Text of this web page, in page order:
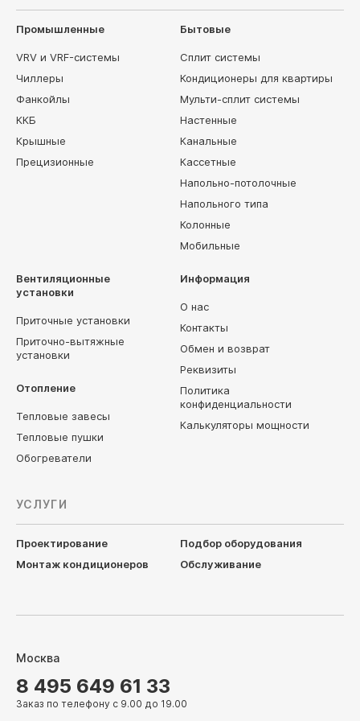
Промышленные
VRV и VRF-системы
Чиллеры
Фанкойлы
ККБ
Крышные
Прецизионные
Бытовые
Сплит системы
Кондиционеры для квартиры
Мульти-сплит системы
Настенные
Канальные
Кассетные
Напольно-потолочные
Напольного типа
Колонные
Мобильные
Вентиляционные
установки
Приточные установки
Приточно-вытяжные
установки
Отопление
Тепловые завесы
Тепловые пушки
Обогреватели
Информация
О нас
Контакты
Обмен и возврат
Реквизиты
Политика
конфиденциальности
Калькуляторы мощности
УСЛУГИ
Проектирование
Подбор оборудования
Монтаж кондиционеров
Обслуживание
Москва
8 495 649 61 33
Заказ по телефону с 9.00 до 19.00